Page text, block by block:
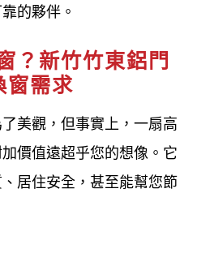
門窗施工品質及優好售後
經營。如有任何門窗居家
估價。
念『品質第一，顧客至
信，創新，來協助改善家
創立以來深耕40年，有極
的夥伴。
？新竹竹東鋁門
窗需求
美觀，但事實上，一扇高
價值遠超乎您的想像。它
居住安全，甚至能幫您節